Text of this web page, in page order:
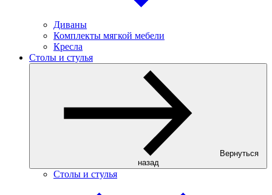
Диваны
Комплекты мягкой мебели
Кресла
Столы и стулья
Вернуться
назад
Столы и стулья